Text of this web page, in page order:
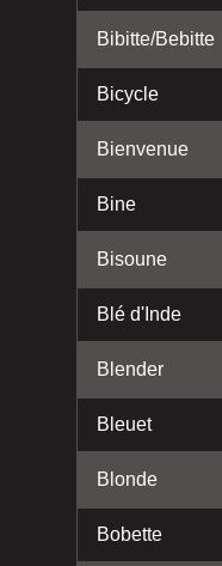
Bibitte/Bebitte
Bicycle
Bienvenue
Bine
Bisoune
Blé d'Inde
Blender
Bleuet
Blonde
Bobette